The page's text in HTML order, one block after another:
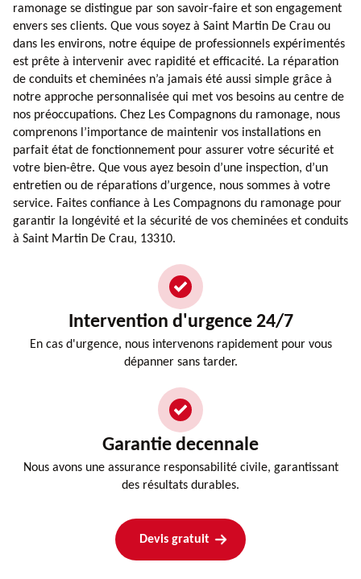
ramonage se distingue par son savoir-faire et son engagement
envers ses clients. Que vous soyez à Saint Martin De Crau ou
dans les environs, notre équipe de professionnels expérimentés
est prête à intervenir avec rapidité et efficacité. La réparation
de conduits et cheminées n’a jamais été aussi simple grâce à
notre approche personnalisée qui met vos besoins au centre de
nos préoccupations. Chez Les Compagnons du ramonage, nous
comprenons l’importance de maintenir vos installations en
parfait état de fonctionnement pour assurer votre sécurité et
votre bien-être. Que vous ayez besoin d’une inspection, d’un
entretien ou de réparations d’urgence, nous sommes à votre
service. Faites confiance à Les Compagnons du ramonage pour
garantir la longévité et la sécurité de vos cheminées et conduits
à Saint Martin De Crau, 13310.
Intervention d'urgence 24/7
En cas d'urgence, nous intervenons rapidement pour vous
dépanner sans tarder.
Garantie decennale
Nous avons une assurance responsabilité civile, garantissant
des résultats durables.
Devis gratuit